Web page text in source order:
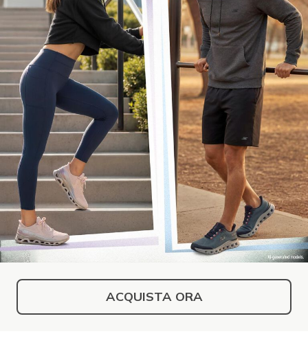
ACQUISTA ORA